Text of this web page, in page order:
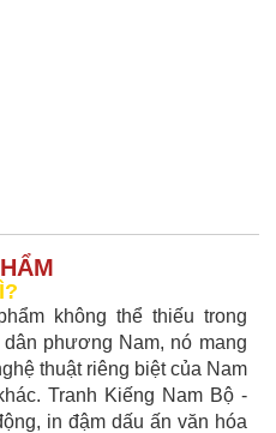
không thể thiếu trong
phương Nam, nó mang
thuật riêng biệt của Nam
Tranh Kiếng Nam Bộ -
in đậm dấu ấn văn hóa